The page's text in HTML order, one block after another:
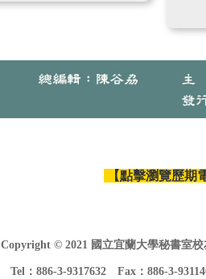
【點擊瀏覽歷期
Copyright © 2021 國立宜蘭大學秘書室
Tel：886-3-9317632 Fax：886-3-